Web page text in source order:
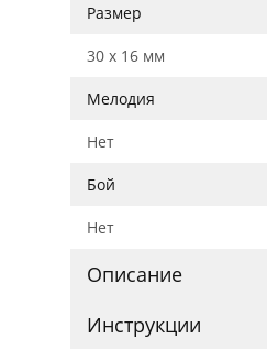
Размер
30 x 16 мм
Мелодия
Нет
Бой
Нет
Описание
Инструкции